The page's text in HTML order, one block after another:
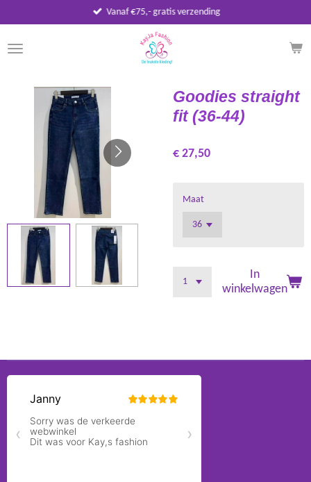
direct
naar
de
Vanaf €75,- gratis verzending
Goodies straight
fit (36-44)
€ 27,50
Maat
In
winkelwagen